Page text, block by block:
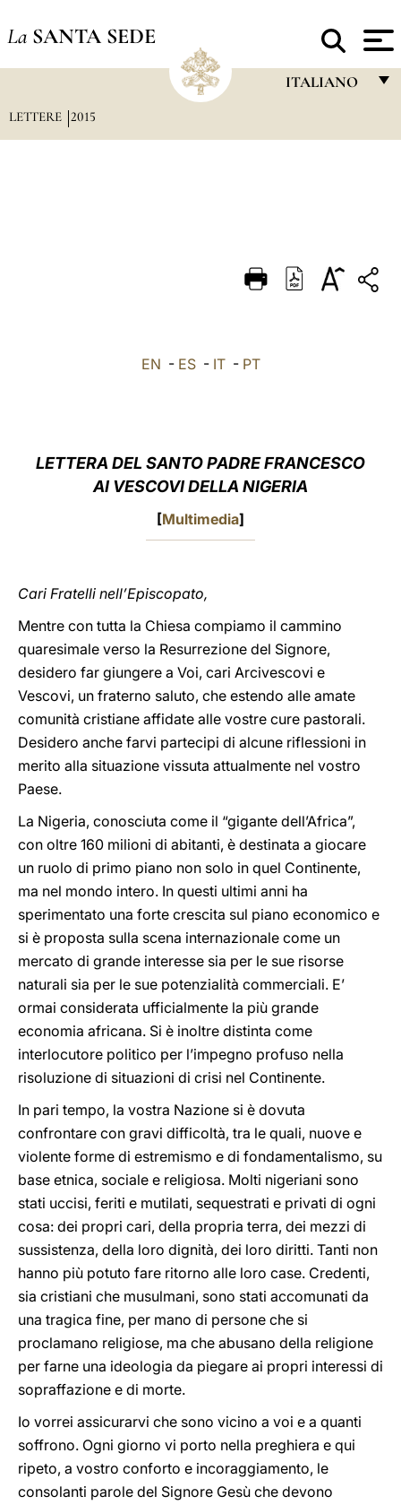
La SANTA SEDE
ITALIANO
DEUTSCH
LETTERE 2015
EN - ES- IT- PT
LETTERA DEL SANTO PADRE FRANCESCO
AI VESCOVI DELLA NIGERIA
[Multimedia]
Cari Fratelli nell’Episcopato,
Mentre con tutta la Chiesa compiamo il cammino
quaresimale verso la Resurrezione del Signore,
desidero far giungere a Voi, cari Arcivescovi e
Vescovi, un fraterno saluto, che estendo alle amate
comunità cristiane affidate alle vostre cure pastorali.
Desidero anche farvi partecipi di alcune riflessioni in
merito alla situazione vissuta attualmente nel vostro
Paese.
La Nigeria, conosciuta come il “gigante dell’Africa”,
con oltre 160 milioni di abitanti, è destinata a giocare
un ruolo di primo piano non solo in quel Continente,
ma nel mondo intero. In questi ultimi anni ha
sperimentato una forte crescita sul piano economico e
si è proposta sulla scena internazionale come un
mercato di grande interesse sia per le sue risorse
naturali sia per le sue potenzialità commerciali. E’
ormai considerata ufficialmente la più grande
economia africana. Si è inoltre distinta come
interlocutore politico per l’impegno profuso nella
risoluzione di situazioni di crisi nel Continente.
In pari tempo, la vostra Nazione si è dovuta
confrontare con gravi difficoltà, tra le quali, nuove e
violente forme di estremismo e di fondamentalismo, su
base etnica, sociale e religiosa. Molti nigeriani sono
stati uccisi, feriti e mutilati, sequestrati e privati di ogni
cosa: dei propri cari, della propria terra, dei mezzi di
sussistenza, della loro dignità, dei loro diritti. Tanti non
hanno più potuto fare ritorno alle loro case. Credenti,
sia cristiani che musulmani, sono stati accomunati da
una tragica fine, per mano di persone che si
proclamano religiose, ma che abusano della religione
per farne una ideologia da piegare ai propri interessi di
sopraffazione e di morte.
Io vorrei assicurarvi che sono vicino a voi e a quanti
soffrono. Ogni giorno vi porto nella preghiera e qui
ripeto, a vostro conforto e incoraggiamento, le
consolanti parole del Signore Gesù che devono